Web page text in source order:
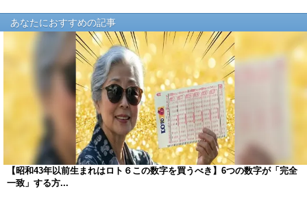
あなたにおすすめの記事
【昭和43年以前生まれはロト６この数字を買うべき】6つの数字が「完全
一致」する方...